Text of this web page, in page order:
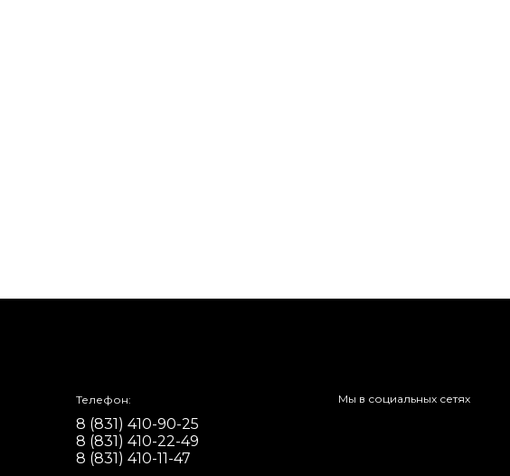
Телефон:
8 (831) 410-90-25
8 (831) 410-22-49
8 (831) 410-11-47
Мы в социальных сетях